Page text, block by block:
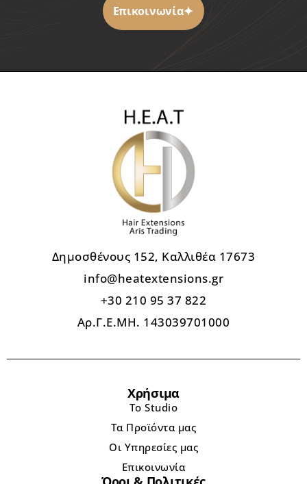
Επικοινωνία
Δημοσθένους 152, Καλλιθέα 17673
info@heatextensions.gr
+30 210 95 37 822
Αρ.Γ.Ε.ΜΗ. 143039701000
Χρήσιμα
Το Studio
Τα Προϊόντα μας
Οι Υπηρεσίες μας
Επικοινωνία